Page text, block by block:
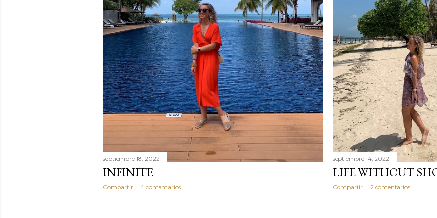
septiembre 18, 2022
INFINITE
Compartir 4 comentarios
septiembre 14, 2022
LIFE WITHOUT
Compartir 2 comentarios